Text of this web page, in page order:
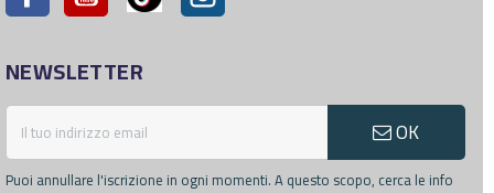
NEWSLETTER
OK
Puoi annullare l'iscrizione in ogni momenti. A questo scopo, cerca le info